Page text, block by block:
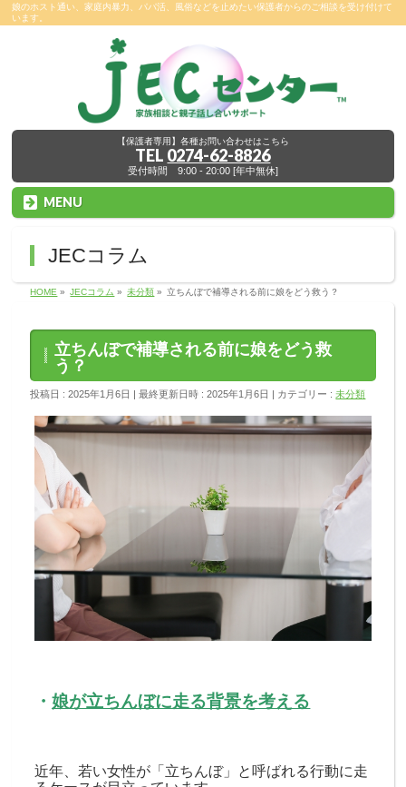
娘のホスト通い、家庭内暴力、パパ活、風俗などを止めたい保護者からのご相談を受け付けて
います。
【保護者専用】各種お問い合わせはこちら
TEL 0274-62-8826
受付時間 9:00 - 20:00 [年中無休]
MENU
JECコラム
HOME » JECコラム » 未分類 » 立ちんぼで補導される前に娘をどう救う？
立ちんぼで補導される前に娘をどう救
う？
投稿日 : 2025年1月6日 最終更新日時 : 2025年1月6日 カテゴリー :未分類
・娘が立ちんぼに走る背景を考える
近年、若い女性が「立ちんぼ」と呼ばれる行動に走